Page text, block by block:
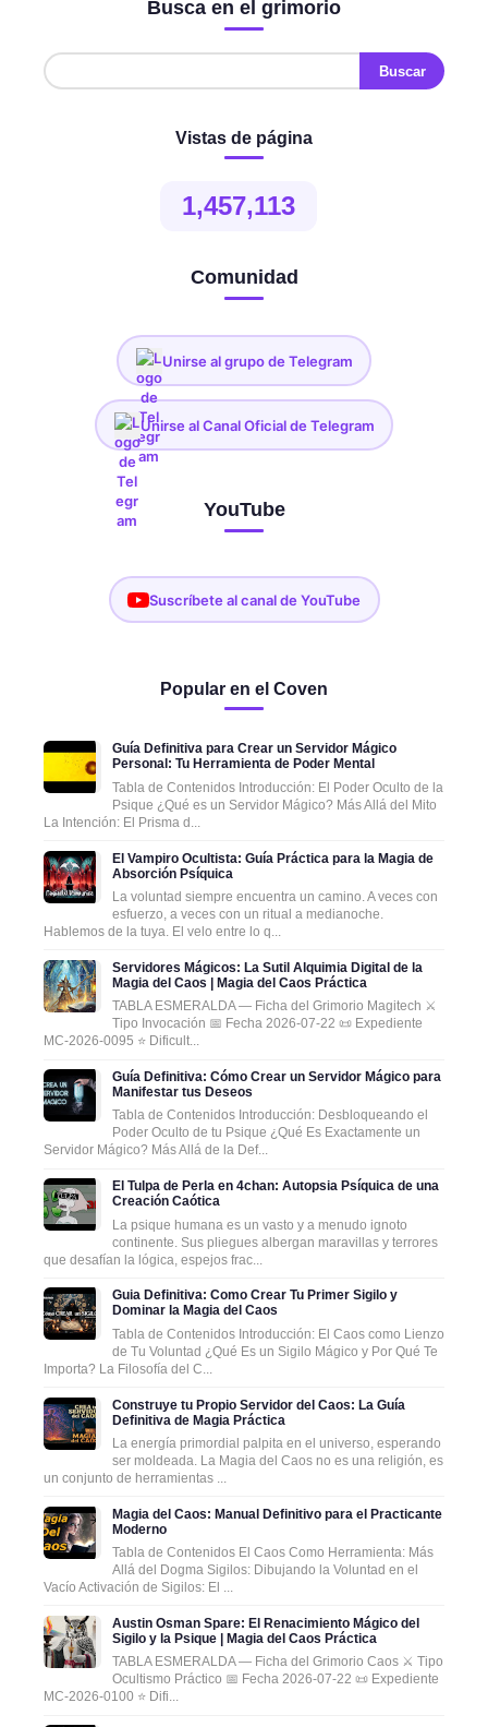
Busca en el grimorio
Vistas de página
1,457,113
Comunidad
Unirse al grupo de Telegram
Unirse al Canal Oficial de Telegram
YouTube
Suscríbete al canal de YouTube
Popular en el Coven
Guía Definitiva para Crear un Servidor Mágico
Personal: Tu Herramienta de Poder Mental
Tabla de Contenidos Introducción: El Poder Oculto de la
Psique ¿Qué es un Servidor Mágico? Más Allá del Mito
La Intención: El Prisma d...
El Vampiro Ocultista: Guía Práctica para la Magia de
Absorción Psíquica
La voluntad siempre encuentra un camino. A veces con
esfuerzo, a veces con un ritual a medianoche.
Hablemos de la tuya. El velo entre lo q...
Servidores Mágicos: La Sutil Alquimia Digital de la
Magia del Caos | Magia del Caos Práctica
TABLA ESMERALDA — Ficha del Grimorio Magitech ⚔️
Tipo Invocación 📅 Fecha 2026-07-22 📜 Expediente
MC-2026-0095 ⭐ Dificult...
Guía Definitiva: Cómo Crear un Servidor Mágico para
Manifestar tus Deseos
Tabla de Contenidos Introducción: Desbloqueando el
Poder Oculto de tu Psique ¿Qué Es Exactamente un
Servidor Mágico? Más Allá de la Def...
El Tulpa de Perla en 4chan: Autopsia Psíquica de una
Creación Caótica
La psique humana es un vasto y a menudo ignoto
continente. Sus pliegues albergan maravillas y terrores
que desafían la lógica, espejos frac...
Guia Definitiva: Como Crear Tu Primer Sigilo y
Dominar la Magia del Caos
Tabla de Contenidos Introducción: El Caos como Lienzo
de Tu Voluntad ¿Qué Es un Sigilo Mágico y Por Qué Te
Importa? La Filosofía del C...
Construye tu Propio Servidor del Caos: La Guía
Definitiva de Magia Práctica
La energía primordial palpita en el universo, esperando
ser moldeada. La Magia del Caos no es una religión, es
un conjunto de herramientas ...
Magia del Caos: Manual Definitivo para el Practicante
Moderno
Tabla de Contenidos El Caos Como Herramienta: Más
Allá del Dogma Sigilos: Dibujando la Voluntad en el
Vacío Activación de Sigilos: El ...
Austin Osman Spare: El Renacimiento Mágico del
Sigilo y la Psique | Magia del Caos Práctica
TABLA ESMERALDA — Ficha del Grimorio Caos ⚔️ Tipo
Ocultismo Práctico 📅 Fecha 2026-07-22 📜 Expediente
MC-2026-0100 ⭐ Difi...